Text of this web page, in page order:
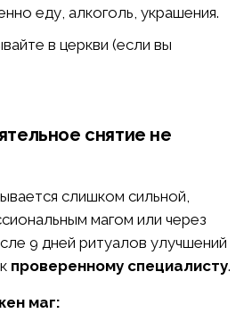
еду, алкоголь, украшения.
в церкви (если вы
снятие не
слишком сильной,
магом или через
9 дней ритуалов улучшений
проверенному специалисту.
маг: